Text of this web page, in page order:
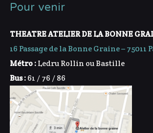
Pour venir
THEATRE ATELIER DE LA BONNE
16 Passage de la Bonne Graine – 75011
Métro :Ledru Rollin ou Bastille
Bus :61 / 76 / 86